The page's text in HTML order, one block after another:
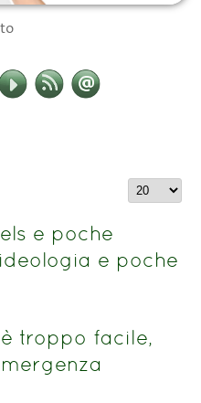
Visualizza
e poche
e poche
troppo facile,